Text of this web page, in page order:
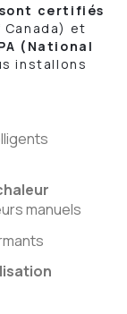
certifiés
et
(National
installons
manuels